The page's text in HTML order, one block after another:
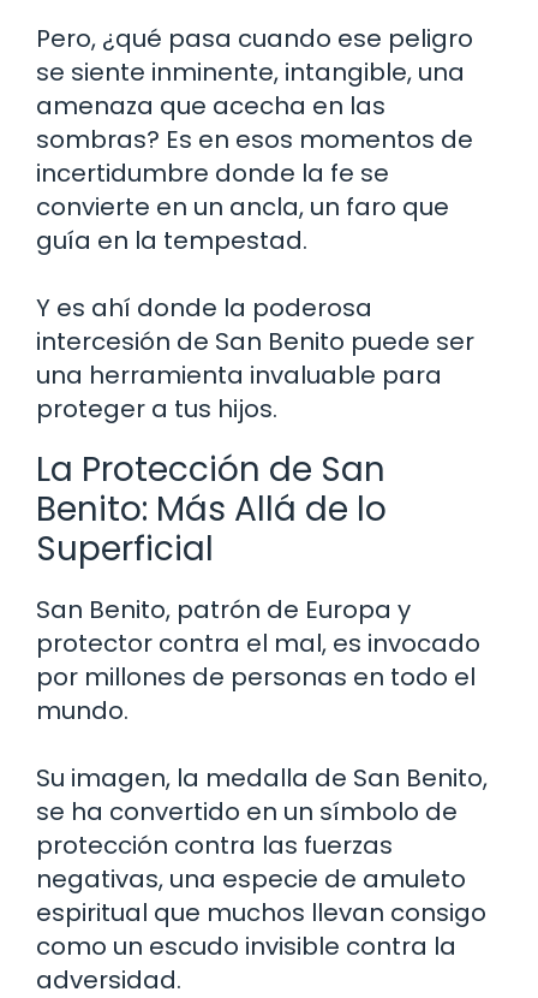
Pero, ¿qué pasa cuando ese peligro
se siente inminente, intangible, una
amenaza que acecha en las
sombras? Es en esos momentos de
incertidumbre donde la fe se
convierte en un ancla, un faro que
guía en la tempestad.
Y es ahí donde la poderosa
intercesión de San Benito puede ser
una herramienta invaluable para
proteger a tus hijos.
La Protección de San
Benito: Más Allá de lo
Superficial
San Benito, patrón de Europa y
protector contra el mal, es invocado
por millones de personas en todo el
mundo.
Su imagen, la medalla de San Benito,
se ha convertido en un símbolo de
protección contra las fuerzas
negativas, una especie de amuleto
espiritual que muchos llevan consigo
como un escudo invisible contra la
adversidad.